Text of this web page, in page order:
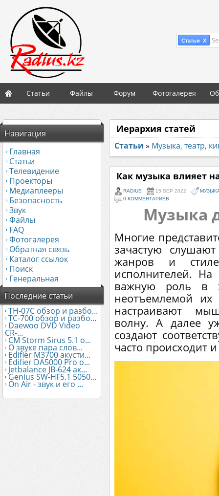
Статьи X
Статьи Файлы Форум Фотогалерея
Навигация
Главная
Статьи
Телевидение
Проекторы
Медиаплееры
Безопасность
Звук
Файлы
FAQ
Фотогалерея
Обратная связь
Каталог ссылок
Поиск
Генеральная
Последние статьи
TH-07C обзор и разбо...
TC-700 обзор и разбо...
Daewoo DVD Video
CR-...
CM Storm Sirus 5.1 о...
О звуке пара слов...
Edifier М3700 акусти...
Edifier DA5000 Pro о...
Jetbalance JB-624 ак...
Genius SW-HF5.1 5050...
On Air - звук и его ...
Иерархия статей
Статьи » Музыка, театр,
Как музыка влияет
RADIUS 15 SEP 2022
0 КОММЕНТАРИЕВ
Музыка
Многие
зачастую
жанров и
исполнителей. На
важную роль в
неотъемлемой
настраивают
волну. А далее
создают
часто происходит